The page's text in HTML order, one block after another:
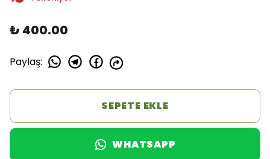
₺ 400.00
Paylaş:
SEPETE EKLE
WHATSAPP